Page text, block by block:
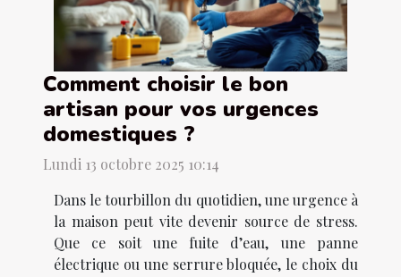
Comment choisir le bon
artisan pour vos urgences
domestiques ?
Lundi 13 octobre 2025 10:14
Dans le tourbillon du quotidien, une urgence à
la maison peut vite devenir source de stress.
Que ce soit une fuite d’eau, une panne
électrique ou une serrure bloquée, le choix du